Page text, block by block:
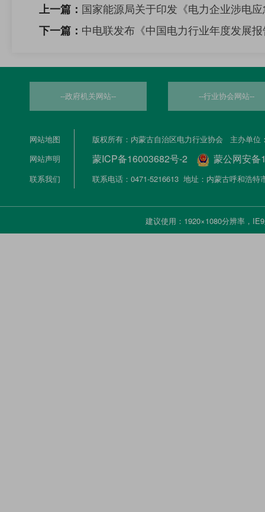
上一篇： 国家能源局关于印发《电力企业涉电
下一篇： 中电联发布《中国电力行业年度发展
--政府机关网站-- --行业协会网站--
网站地图
网站声明
联系我们
版权所有：内蒙古自治区电力行业协会 主办单位
蒙ICP备16003682号-2 蒙公网安备
联系电话：0471-5216613 地址：内蒙古呼和浩
建议使用：1920×1080分辨率，